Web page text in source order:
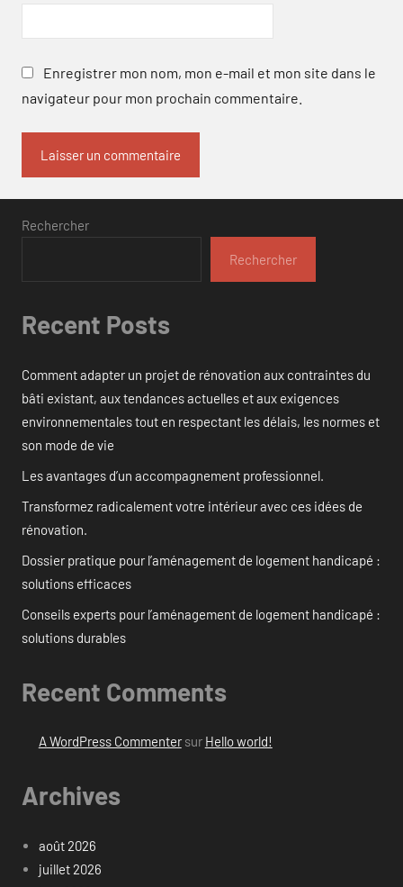
Enregistrer mon nom, mon e-mail et mon site dans le
navigateur pour mon prochain commentaire.
Rechercher
Rechercher
Recent Posts
Comment adapter un projet de rénovation aux contraintes du
bâti existant, aux tendances actuelles et aux exigences
environnementales tout en respectant les délais, les normes et
son mode de vie
Les avantages d’un accompagnement professionnel.
Transformez radicalement votre intérieur avec ces idées de
rénovation.
Dossier pratique pour l’aménagement de logement handicapé :
solutions efficaces
Conseils experts pour l’aménagement de logement handicapé :
solutions durables
Recent Comments
A WordPress Commentersur Hello world!
Archives
août 2026
juillet 2026